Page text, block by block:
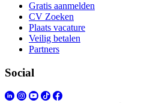
Gratis aanmelden
CV Zoeken
Plaats vacature
Veilig betalen
Partners
Social